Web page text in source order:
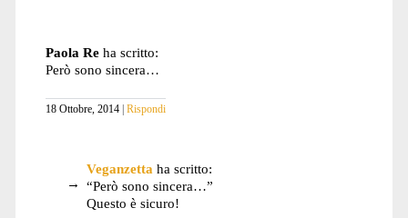
Paola Re ha scritto:
Però sono sincera…
18 Ottobre, 2014 Rispondi
Veganzetta ha scritto:
“Però sono sincera…”
Questo è sicuro!